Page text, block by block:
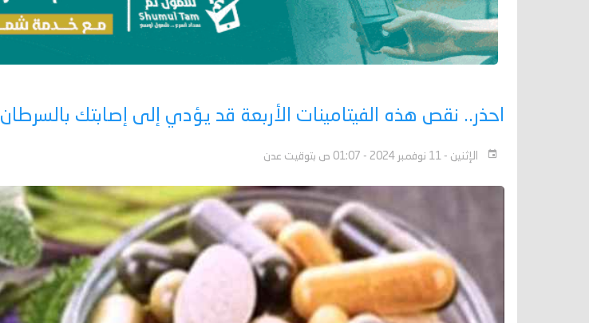
احذر.. نقص هذه الفيتامينات الأربعة قد يؤدي إلى إصابتك بالسرطان
الإثنين - 11 نوفمبر 2024 - 01:07 ص بتوقيت عدن